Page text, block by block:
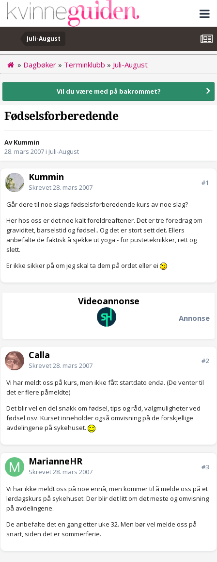
Juli-August
» Dagbøker » Terminklubb » Juli-August
Vil du være med på bakrommet?
Fødselsforberedende
Av Kummin
28. mars 2007 i Juli-August
Kummin
Skrevet28. mars 2007
#1
Går dere til noe slags fødselsforberedende kurs av noe slag?
Her hos oss er det noe kalt foreldreaftener. Det er tre foredrag om
graviditet, barselstid og fødsel.. Og det er stort sett det. Ellers
anbefalte de faktisk å sjekke ut yoga - for pusteteknikker, rett og
slett.
Er ikke sikker på om jeg skal ta dem på ordet eller ei
Videoannonse
Annonse
Calla
Skrevet28. mars 2007
#2
Vi har meldt oss på kurs, men ikke fått startdato enda. (De venter til
det er flere påmeldte)
Det blir vel en del snakk om fødsel, tips og råd, valgmuligheter ved
fødsel osv. Kurset inneholder også omvisning på de forskjellige
avdelingene på sykehuset.
MarianneHR
Skrevet28. mars 2007
#3
Vi har ikke meldt oss på noe ennå, men kommer til å melde oss på et
lørdagskurs på sykehuset. Der blir det litt om det meste og omvisning
på avdelingene.
De anbefalte det en gang etter uke 32. Men bør vel melde oss på
snart, siden det er sommerferie.